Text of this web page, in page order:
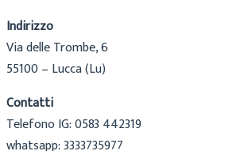
Indirizzo
Via delle Trombe, 6
55100 – Lucca (Lu)
Contatti
Telefono IG: 0583 442319
whatsapp: 3333735977